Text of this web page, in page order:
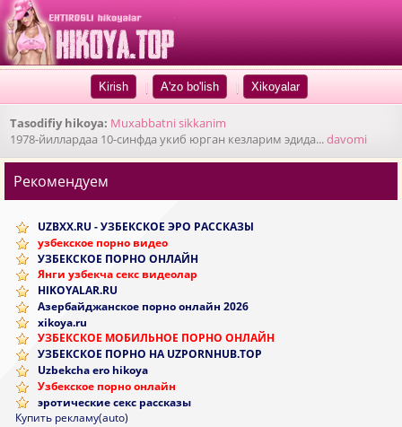
| |
Tasodifiy hikoya: Muxabbatni sikkanim
1978-йиллардаа 10-синфда укиб юрган кезларим эдида...davomi
Рекомендуем
UZBXX.RU - УЗБЕКСКОЕ ЭРО РАССКАЗЫ
узбекское порно видео
УЗБЕКСКОЕ ПОРНО ОНЛАЙН
Янги узбекча секс видеолар
HIKOYALAR.RU
Азербайджанское порно онлайн 2026
xikoya.ru
УЗБЕКСКОЕ МОБИЛЬНОЕ ПОРНО ОНЛАЙН
УЗБЕКСКОЕ ПОРНО НА UZPORNHUB.TOP
Uzbekcha ero hikoya
Узбекское порно онлайн
эротические секс рассказы
Купить рекламу(auto)